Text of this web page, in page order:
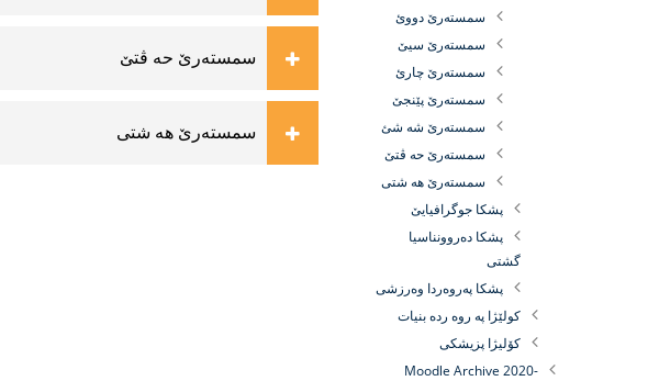
سمستەرێ حه ڤتێ
سمستەرێ هه شتی
سمستەرێ دووئ
سمستەرێ سیێ
سمستەرێ چارئ
سمستەرێ پێنجێ
سمستەرێ شه شئ
سمستەرێ حه ڤتێ
سمستەرێ هه شتی
پشكا جوگرافیایێ
پشكا ده‌روونناسیا
گشتى
پشكا په‌روه‌ردا وه‌رزشى
كولێژا پە روه رده بنيات
کۆلیژا پزیشکی
Moodle Archive 2020-